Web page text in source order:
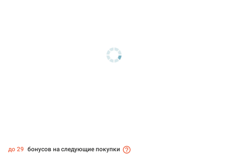
до 29 бонусов на следующие покупки